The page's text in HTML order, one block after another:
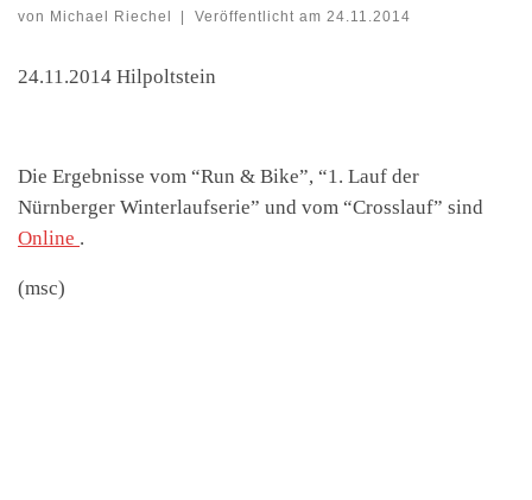
von Michael Riechel Veröffentlicht am 24.11.2014
24.11.2014 Hilpoltstein
Die Ergebnisse vom “Run & Bike”, “1. Lauf der
Nürnberger Winterlaufserie” und vom “Crosslauf” sind
Online .
(msc)